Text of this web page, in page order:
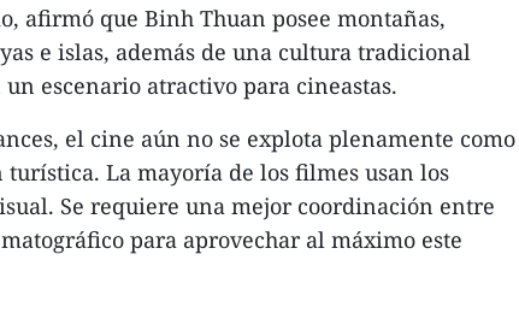
afirmó que Binh Thuan posee montañas,
e islas, además de una cultura tradicional
escenario atractivo para cineastas.
el cine aún no se explota plenamente como
La mayoría de los filmes usan los
Se requiere una mejor coordinación entre
para aprovechar al máximo este